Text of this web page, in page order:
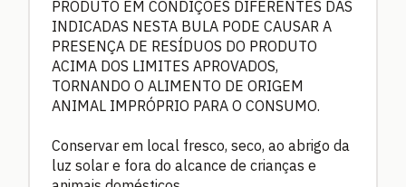
PRODUTO EM CONDIÇÕES DIFERENTES DAS
INDICADAS NESTA BULA PODE CAUSAR A
PRESENÇA DE RESÍDUOS DO PRODUTO
ACIMA DOS LIMITES APROVADOS,
TORNANDO O ALIMENTO DE ORIGEM
ANIMAL IMPRÓPRIO PARA O CONSUMO.
Conservar em local fresco, seco, ao abrigo da
luz solar e fora do alcance de crianças e